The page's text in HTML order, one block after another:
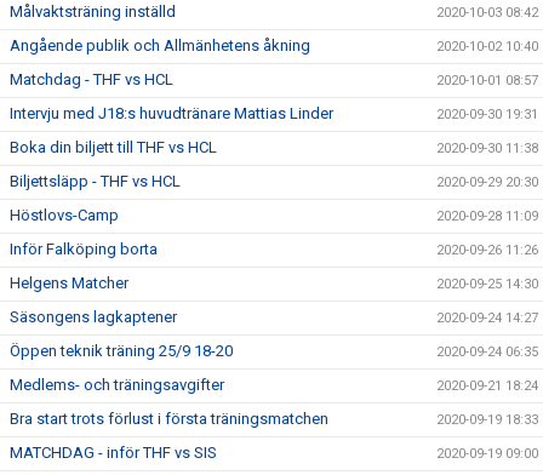
Målvaktsträning inställd 2020-10-03 08:42
Angående publik och Allmänhetens åkning 2020-10-02 10:40
Matchdag - THF vs HCL 2020-10-01 08:57
Intervju med J18:s huvudtränare Mattias Linder 2020-09-30 19:31
Boka din biljett till THF vs HCL 2020-09-30 11:38
Biljettsläpp - THF vs HCL 2020-09-29 20:30
Höstlovs-Camp 2020-09-28 11:09
Inför Falköping borta 2020-09-26 11:26
Helgens Matcher 2020-09-25 14:30
Säsongens lagkaptener 2020-09-24 14:27
Öppen teknik träning 25/9 18-20 2020-09-24 06:35
Medlems- och träningsavgifter 2020-09-21 18:24
Bra start trots förlust i första träningsmatchen 2020-09-19 18:33
MATCHDAG - inför THF vs SIS 2020-09-19 09:00